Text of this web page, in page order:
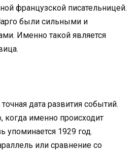
французской писательницей.
были сильными и
Именно такой является
дата развития событий.
когда именно происходит
упоминается 1929 год.
или сравнение со